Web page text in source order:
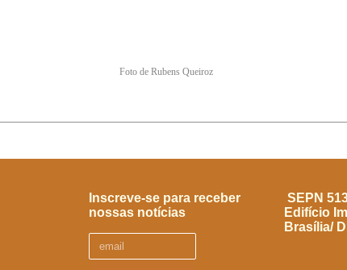
Foto de Rubens Queiroz
Inscreve-se para receber
nossas notícias
SEPN
Edifício
Brasília/